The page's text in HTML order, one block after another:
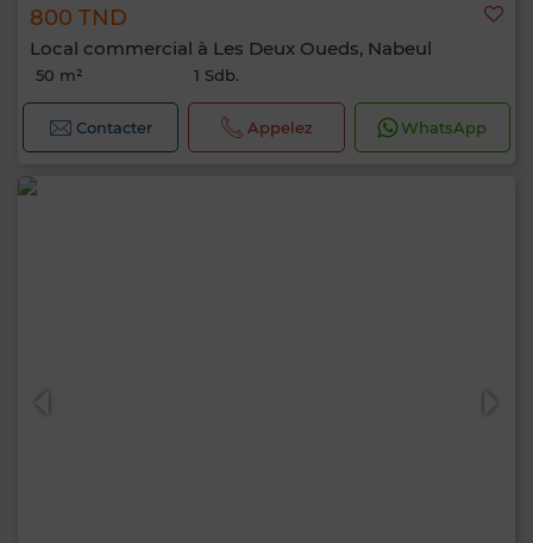
800 TND
Local commercial à Les Deux Oueds, Nabeul
50 m² 1 Sdb.
Contacter Appelez WhatsApp